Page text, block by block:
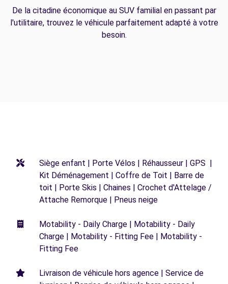
De la citadine économique au SUV familial en passant par
l'utilitaire, trouvez le véhicule parfaitement adapté à votre
besoin.
Siège enfant | Porte Vélos | Réhausseur | GPS |
Kit Déménagement | Coffre de Toit | Barre de
toit | Porte Skis | Chaines | Crochet d'Attelage /
Attache Remorque | Pneus neige
Motability - Daily Charge | Motability - Daily
Charge | Motability - Fitting Fee | Motability -
Fitting Fee
Livraison de véhicule hors agence | Service de